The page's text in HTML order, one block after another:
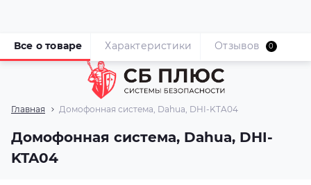
Главная Домофонная система, Dahua, DHI-KTA04
Домофонная система, Dahua, DHI-
KTA04
Все о товаре Характеристики Отзывов 0